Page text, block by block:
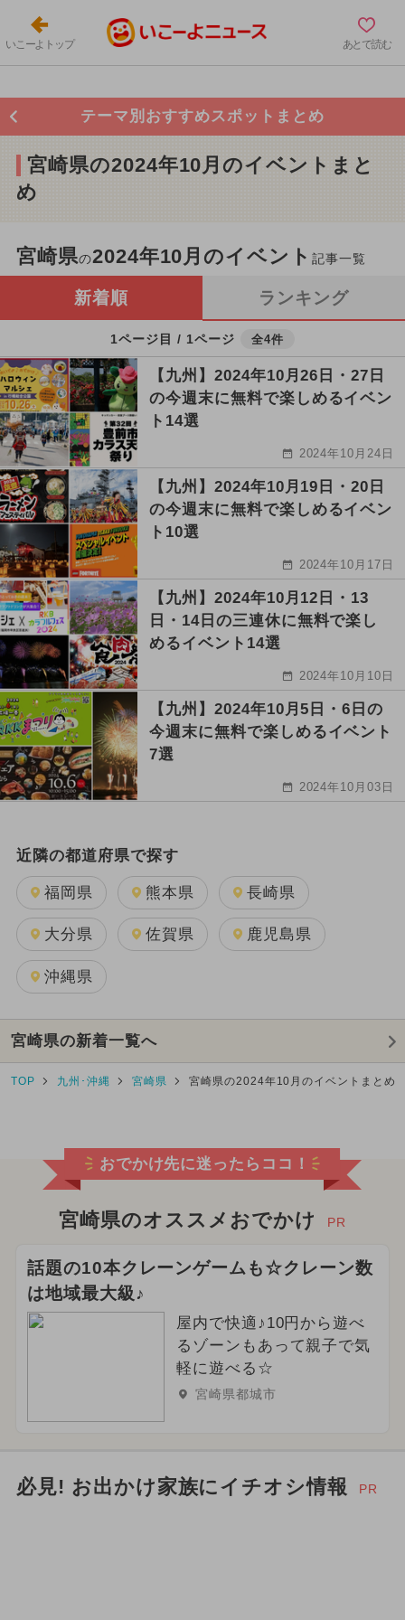
いこーよトップ あとで読む
テーマ別おすすめスポットまとめ
宮崎県の2024年10月のイベントまと
め
宮崎県の2024年10月のイベント記事一覧
新着順 ランキング
1ページ目 / 1ページ 全4件
【九州】2024年10月26日・27日
の今週末に無料で楽しめるイベン
ト14選
2024年10月24日
【九州】2024年10月19日・20日
の今週末に無料で楽しめるイベン
ト10選
2024年10月17日
【九州】2024年10月12日・13
日・14日の三連休に無料で楽し
めるイベント14選
2024年10月10日
【九州】2024年10月5日・6日の
今週末に無料で楽しめるイベント
7選
2024年10月03日
近隣の都道府県で探す
福岡県 熊本県 長崎県
大分県 佐賀県 鹿児島県
沖縄県
宮崎県の新着一覧へ
TOP 九州･沖縄 宮崎県 宮崎県の2024年10月のイベントまとめ
おでかけ先に迷ったらココ！
宮崎県のオススメおでかけ PR
話題の10本クレーンゲームも☆クレーン数
は地域最大級♪
屋内で快適♪10円から遊べ
るゾーンもあって親子で気
軽に遊べる☆
宮崎県都城市
必見! お出かけ家族にイチオシ情報 PR